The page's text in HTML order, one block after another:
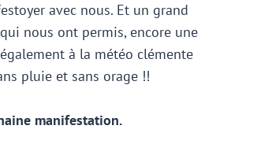
avec nous. Et un grand
nous ont permis, encore une
à la météo clémente
pluie et sans orage !!
manifestation.